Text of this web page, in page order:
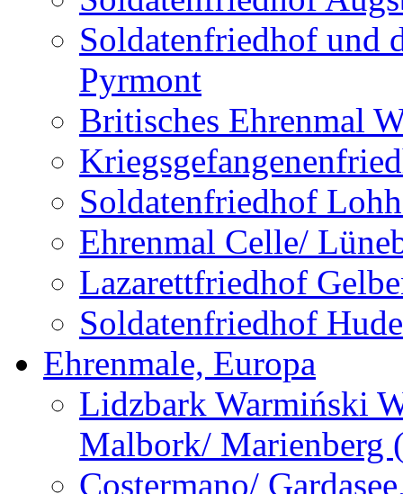
Soldatenfriedhof und
Pyrmont
Britisches Ehrenmal
Soldatenfriedhof
Ehrenmal Celle/
Lazarettfriedhof
Soldatenfriedhof
Ehrenmale, Europa
Lidzbark Warmiński
Malbork/ Marienberg
Costermano/